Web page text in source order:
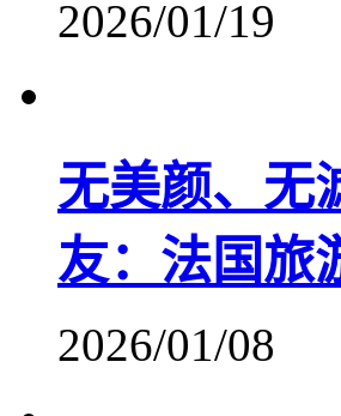
2026/01/19
无美颜、无
友：法国旅
2026/01/08